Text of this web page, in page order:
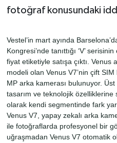
fotoğraf konusundaki
Vestel’in mart ayında
Kongresi’nde tanıttığı ‘V’
fiyat etiketiyle satışa çıktı. Venus
modeli olan Venus V7’nin çift
MP arka kamerası bulunuyor. Üst
tasarım ve teknolojik
olarak kendi segmentinde fark
Venus V7, yapay zekalı arka
ile fotoğraflarda profesyonel bir
uğraşmadan Venus V7 otomatik